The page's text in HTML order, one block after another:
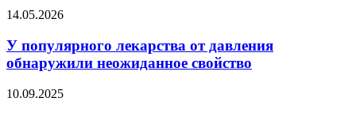
психиатру
всех
У
лекарства
от
давления
неожиданное
14.05.2026
У популярного лекарства от давления
обнаружили неожиданное свойство
Могут
10.09.2025